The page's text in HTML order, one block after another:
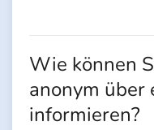
Wie können
anonym über
informieren?